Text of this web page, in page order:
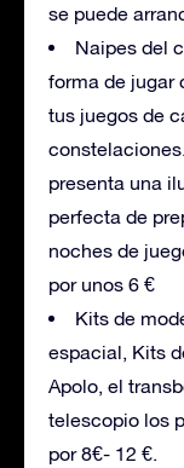
se puede
Naipes del
forma de jugar
tus juegos de
presenta una
perfecta de
noches de
por unos 6 €
Kits de
espacial, Kits
Apolo, el
telescopio los
por 8€- 12 €.